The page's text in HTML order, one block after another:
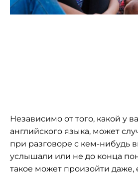
Независимо от того, какой у
английского языка, может
при разговоре с кем-нибудь
услышали или не до конца
такое может произойти даже,